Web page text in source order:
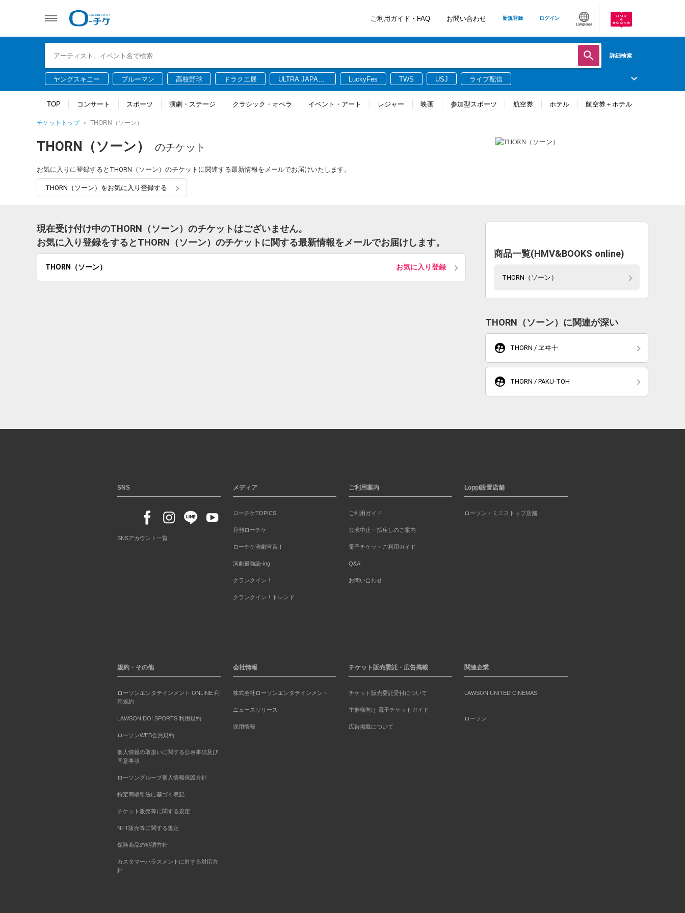
ご利用ガイド・FAQ お問い合わせ 新規登録 ログイン
Language
詳細検索
ヤングスキニー ブルーマン 高校野球 ドラクエ展
ULTRA JAPAN
LuckyFes TWS USJ ライブ配信
TOP コンサート スポーツ 演劇・ステージ クラシック・オペラ イベント・アート レジャー 映画 参加型スポーツ 航空券 ホテル 航空券＋ホテル
チケットトップ THORN（ソーン）
THORN（ソーン） のチケット
お気に入りに登録するとTHORN（ソーン）のチケットに関連する最新情報をメールでお届けいたします。
THORN（ソーン）をお気に入り登録する
現在受け付け中のTHORN（ソーン）のチケットはございません。
お気に入り登録をするとTHORN（ソーン）のチケットに関する最新情報をメールでお届けします。
THORN（ソーン） お気に入り登録
商品一覧(HMV&BOOKS online)
THORN（ソーン）
THORN（ソーン）に関連が深い
supervised_user_circle THORN / ヱヰ十
supervised_user_circle THORN / PAKU-TOH
SNS
SNSアカウント一覧
メディア
ローチケTOPICS
月刊ローチケ
ローチケ演劇宣言！
演劇最強論-ing
クランクイン！
クランクイン！トレンド
ご利用案内
ご利用ガイド
公演中止・払戻しのご案内
電子チケットご利用ガイド
Q&A
お問い合わせ
Loppi設置店舗
ローソン・ミニストップ店舗
規約・その他
ローソンエンタテインメント ONLINE 利
用規約
LAWSON DO! SPORTS 利用規約
ローソンWEB会員規約
個人情報の取扱いに関する公表事項及び
同意事項
ローソングループ個人情報保護方針
特定商取引法に基づく表記
チケット販売等に関する規定
NFT販売等に関する規定
保険商品の勧誘方針
カスタマーハラスメントに対する対応方
針
会社情報
株式会社ローソンエンタテインメント
ニュースリリース
採用情報
チケット販売委託・広告掲載
チケット販売委託受付について
主催様向け 電子チケットガイド
広告掲載について
関連企業
LAWSON UNITED CINEMAS
ローソン